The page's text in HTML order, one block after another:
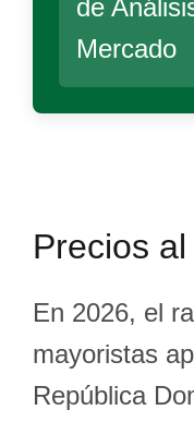
de
Mercado
Precios
En 2026, el
mayoristas
República